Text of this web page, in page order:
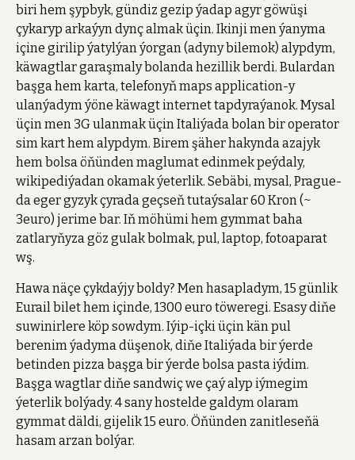
biri hem şypbyk, gündiz gezip ýadap agyr göwüşi
çykaryp arkaýyn dynç almak üçin. Ikinji men ýanyma
içine girilip ýatylýan ýorgan (adyny bilemok) alypdym,
käwagtlar garaşmaly bolanda hezillik berdi. Bulardan
başga hem karta, telefonyň maps application-y
ulanýadym ýöne käwagt internet tapdyraýanok. Mysal
üçin men 3G ulanmak üçin Italiýada bolan bir operator
sim kart hem alypdym. Birem şäher hakynda azajyk
hem bolsa öňünden maglumat edinmek peýdaly,
wikipediýadan okamak ýeterlik. Sebäbi, mysal, Prague-
da eger gyzyk çyrada geçseň tutaýsalar 60 Kron (~
3euro) jerime bar. Iň möhümi hem gymmat baha
zatlaryňyza göz gulak bolmak, pul, laptop, fotoaparat
wş.
Hawa näçe çykdaýjy boldy? Men hasapladym, 15 günlik
Eurail bilet hem içinde, 1300 euro töweregi. Esasy diňe
suwinirlere köp sowdym. Iýip-içki üçin kän pul
berenim ýadyma düşenok, diňe Italiýada bir ýerde
betinden pizza başga bir ýerde bolsa pasta iýdim.
Başga wagtlar diňe sandwiç we çaý alyp iýmegim
ýeterlik bolýady. 4 sany hostelde galdym olaram
gymmat däldi, gijelik 15 euro. Öňünden zanitleseňä
hasam arzan bolýar.